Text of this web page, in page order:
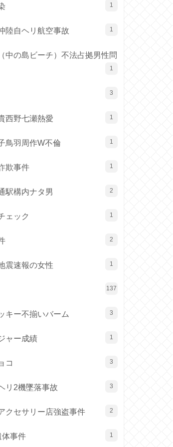
1
陸自ヘリ航空事故 1
中の島ビーチ）不法占拠男性問
1
3
西野七瀬熱愛 1
鳥羽周作W不倫 1
欺事件 1
駅構内ナタ男 2
ェック 1
2
震速報の女性 1
137
キー不揃いバーム 3
ャー成績 1
コ 3
リ2機墜落事故 3
クセサリー店強盗事件 2
体事件 1